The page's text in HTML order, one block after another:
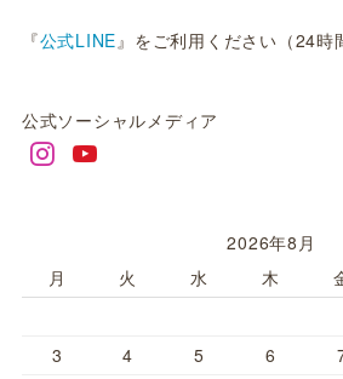
『公式LINE 』をご利用ください（24時
公式ソーシャルメディア
2026年8月
月
火 水 木
3
4 5 6